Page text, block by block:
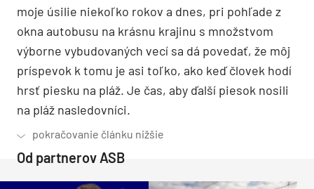
moje úsilie niekoľko rokov a dnes, pri pohľade z
okna autobusu na krásnu krajinu s množstvom
výborne vybudovaných vecí sa dá povedať, že môj
príspevok k tomu je asi toľko, ako keď človek hodí
hrsť piesku na pláž. Je čas, aby ďalší piesok nosili
na pláž nasledovníci.
Od partnerov ASB